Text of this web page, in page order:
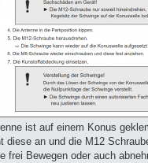
ist auf einem Konus
diese an und die M12
frei Bewegen oder auch